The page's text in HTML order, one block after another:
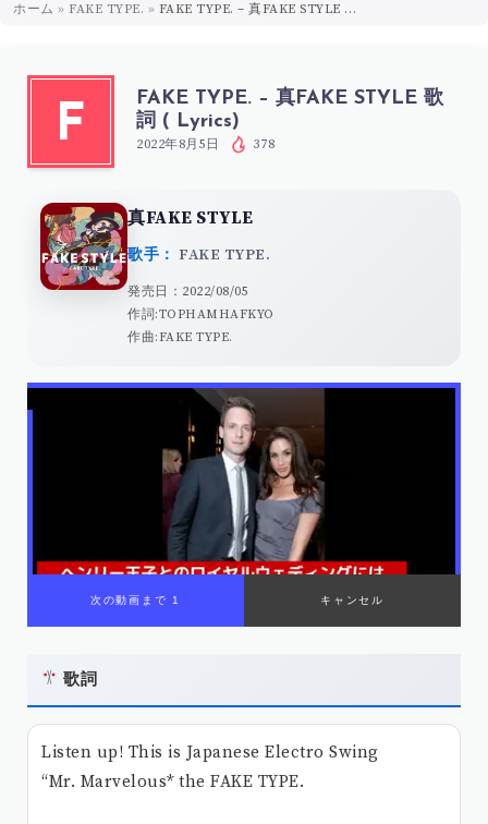
ホーム » FAKE TYPE. » FAKE TYPE. – 真FAKE STYLE 歌詞 ( Lyrics)
F
FAKE TYPE. – 真FAKE STYLE 歌
詞 ( Lyrics)
2022年8月5日 378
真FAKE STYLE
歌手： FAKE TYPE.
発売日：2022/08/05
作詞:TOPHAMHAFKYO
作曲:FAKE TYPE.
00:00/ 01:08
歌詞
Listen up! This is Japanese Electro Swing
“Mr. Marvelous* the FAKE TYPE.